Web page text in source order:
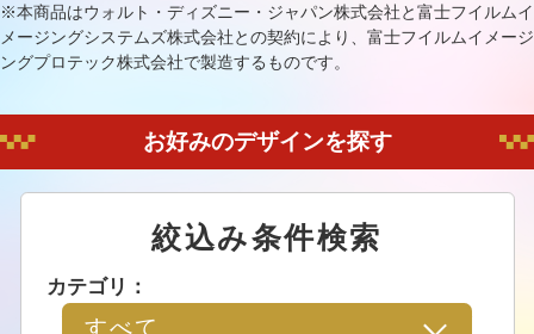
※本商品はウォルト・ディズニー・ジャパン株式会社と富士フイルムイ
メージングシステムズ株式会社との契約により、富士フイルムイメージ
ングプロテック株式会社で製造するものです。
お好みのデザインを探す
絞込み条件検索
カテゴリ：